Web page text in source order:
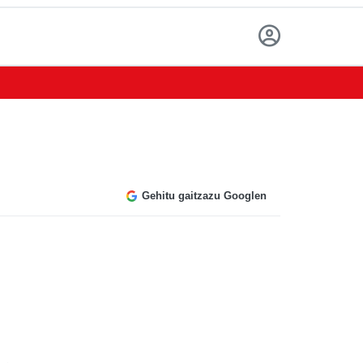
Gehitu gaitzazu Googlen